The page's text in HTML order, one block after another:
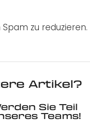
zu reduzieren.
Artikel?
Sie Teil
Teams!